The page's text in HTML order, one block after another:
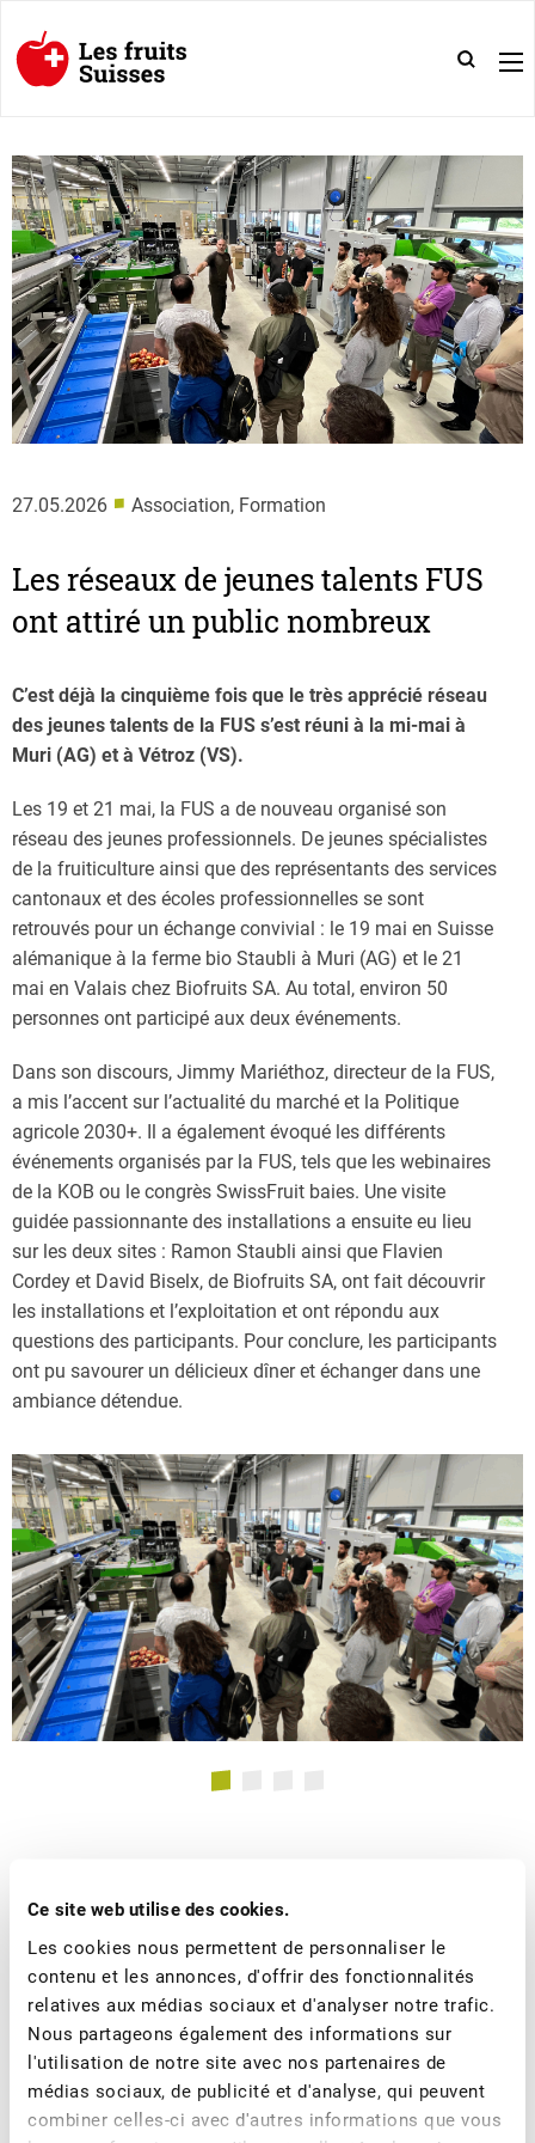
Ce site web utilise des cookies.
Les cookies nous permettent de personnaliser le
contenu et les annonces, d'offrir des fonctionnalités
relatives aux médias sociaux et d'analyser notre trafic.
Nous partageons également des informations sur
l'utilisation de notre site avec nos partenaires de
médias sociaux, de publicité et d'analyse, qui peuvent
combiner celles-ci avec d'autres informations que vous
27.05.2026 ■ Association, Formation
Les réseaux de jeunes talents FUS
ont attiré un public nombreux
C’est déjà la cinquième fois que le très apprécié réseau
des jeunes talents de la FUS s’est réuni à la mi-mai à
Muri (AG) et à Vétroz (VS).
Les 19 et 21 mai, la FUS a de nouveau organisé son
réseau des jeunes professionnels. De jeunes spécialistes
de la fruiticulture ainsi que des représentants des services
cantonaux et des écoles professionnelles se sont
retrouvés pour un échange convivial : le 19 mai en Suisse
alémanique à la ferme bio Staubli à Muri (AG) et le 21
mai en Valais chez Biofruits SA. Au total, environ 50
personnes ont participé aux deux événements.
Dans son discours, Jimmy Mariéthoz, directeur de la FUS,
a mis l’accent sur l’actualité du marché et la Politique
agricole 2030+. Il a également évoqué les différents
événements organisés par la FUS, tels que les webinaires
de la KOB ou le congrès SwissFruit baies. Une visite
guidée passionnante des installations a ensuite eu lieu
sur les deux sites : Ramon Staubli ainsi que Flavien
Cordey et David Biselx, de Biofruits SA, ont fait découvrir
les installations et l’exploitation et ont répondu aux
questions des participants. Pour conclure, les participants
ont pu savourer un délicieux dîner et échanger dans une
ambiance détendue.
Plus d'actualités